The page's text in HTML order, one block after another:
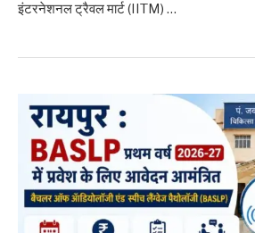
इंटरनेशनल ट्रैवल मार्ट (IITM) …